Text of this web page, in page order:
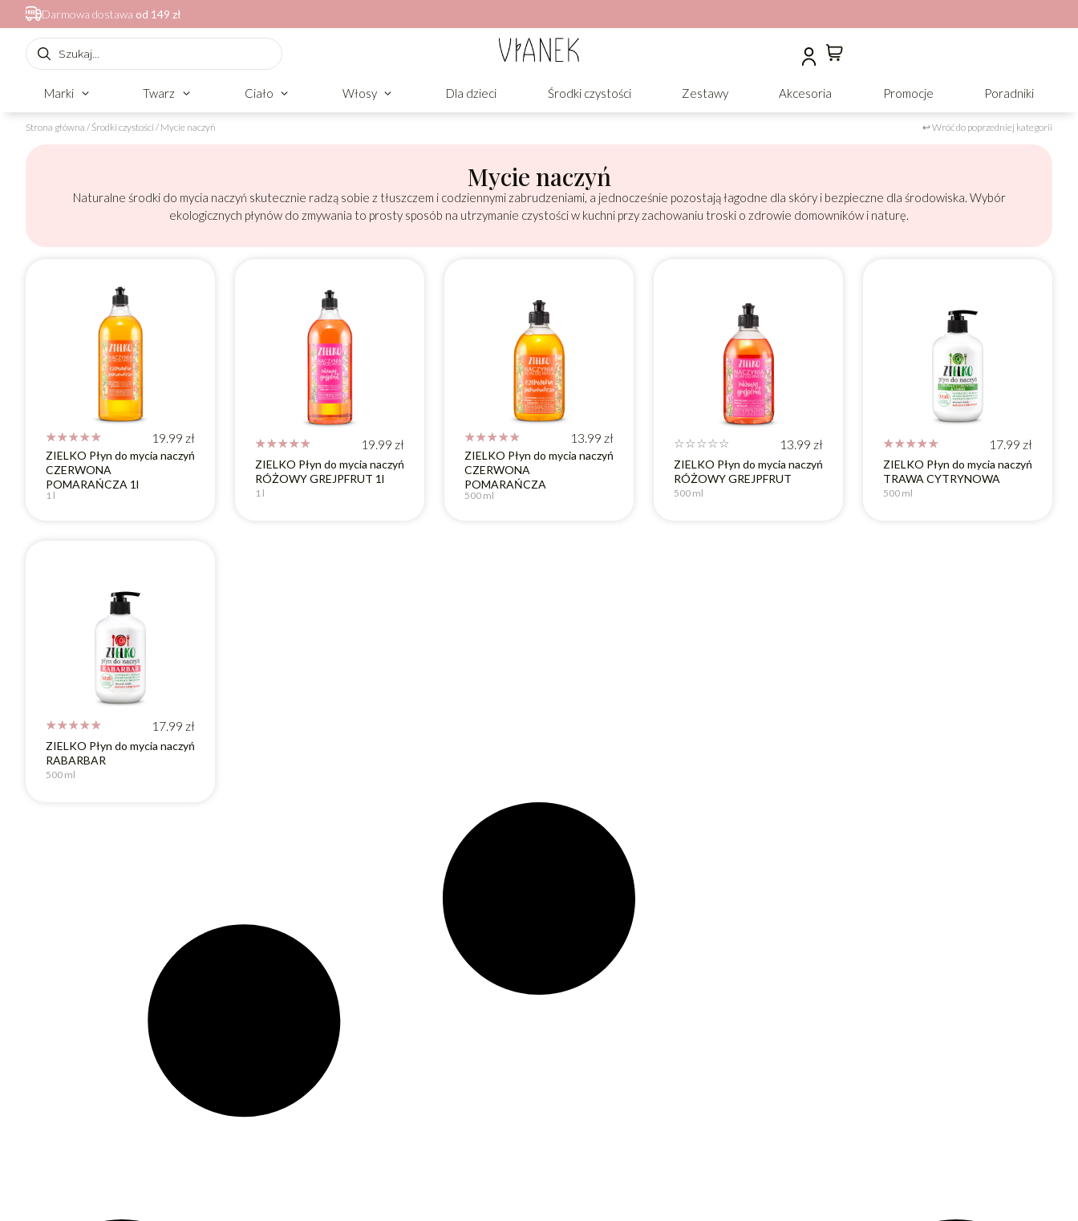
Darmowa dostawa od 149 zł
Marki Twarz Ciało Włosy Dla dzieci Środki czystości Zestawy Akcesoria Promocje Poradniki
Strona główna / Środki czystości / Mycie naczyń ↩ Wróć do poprzedniej kategorii
Mycie naczyń
Naturalne środki do mycia naczyń skutecznie radzą sobie z tłuszczem i codziennymi zabrudzeniami, a jednocześnie pozostają łagodne dla skóry i bezpieczne dla środowiska. Wybór
ekologicznych płynów do zmywania to prosty sposób na utrzymanie czystości w kuchni przy zachowaniu troski o zdrowie domowników i naturę.
☆☆☆☆☆ 19.99 zł
ZIELKO Płyn do mycia naczyń
CZERWONA
POMARAŃCZA 1l
1 l
☆☆☆☆☆ 19.99 zł
ZIELKO Płyn do mycia naczyń
RÓŻOWY GREJPFRUT 1l
1 l
☆☆☆☆☆ 13.99 zł
ZIELKO Płyn do mycia naczyń
CZERWONA
POMARAŃCZA
500 ml
☆☆☆☆☆ 13.99 zł
ZIELKO Płyn do mycia naczyń
RÓŻOWY GREJPFRUT
500 ml
☆☆☆☆☆ 17.99 zł
ZIELKO Płyn do mycia naczyń
TRAWA CYTRYNOWA
500 ml
☆☆☆☆☆ 17.99 zł
ZIELKO Płyn do mycia naczyń
RABARBAR
500 ml